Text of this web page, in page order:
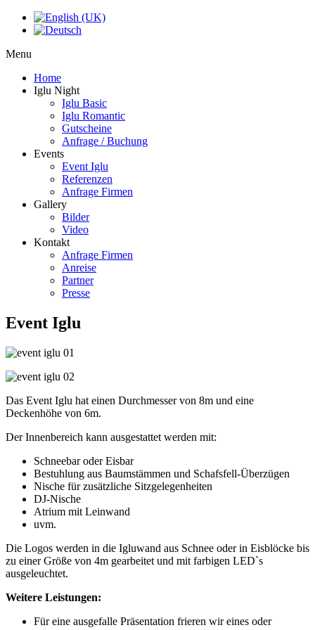
Menu
Home
Iglu Night
Iglu Basic
Iglu Romantic
Gutscheine
Anfrage / Buchung
Events
Event Iglu
Referenzen
Anfrage Firmen
Gallery
Bilder
Video
Kontakt
Anfrage Firmen
Anreise
Partner
Presse
Event Iglu
Das Event Iglu hat einen Durchmesser von 8m und eine
Deckenhöhe von 6m.
Der Innenbereich kann ausgestattet werden mit:
Schneebar oder Eisbar
Bestuhlung aus Baumstämmen und Schafsfell-Überzügen
Nische für zusätzliche Sitzgelegenheiten
DJ-Nische
Atrium mit Leinwand
uvm.
Die Logos werden in die Igluwand aus Schnee oder in Eisblöcke bis
zu einer Größe von 4m gearbeitet und mit farbigen LED`s
ausgeleuchtet.
Weitere Leistungen:
Für eine ausgefalle Präsentation frieren wir eines oder